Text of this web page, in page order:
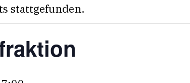
stattgefunden.